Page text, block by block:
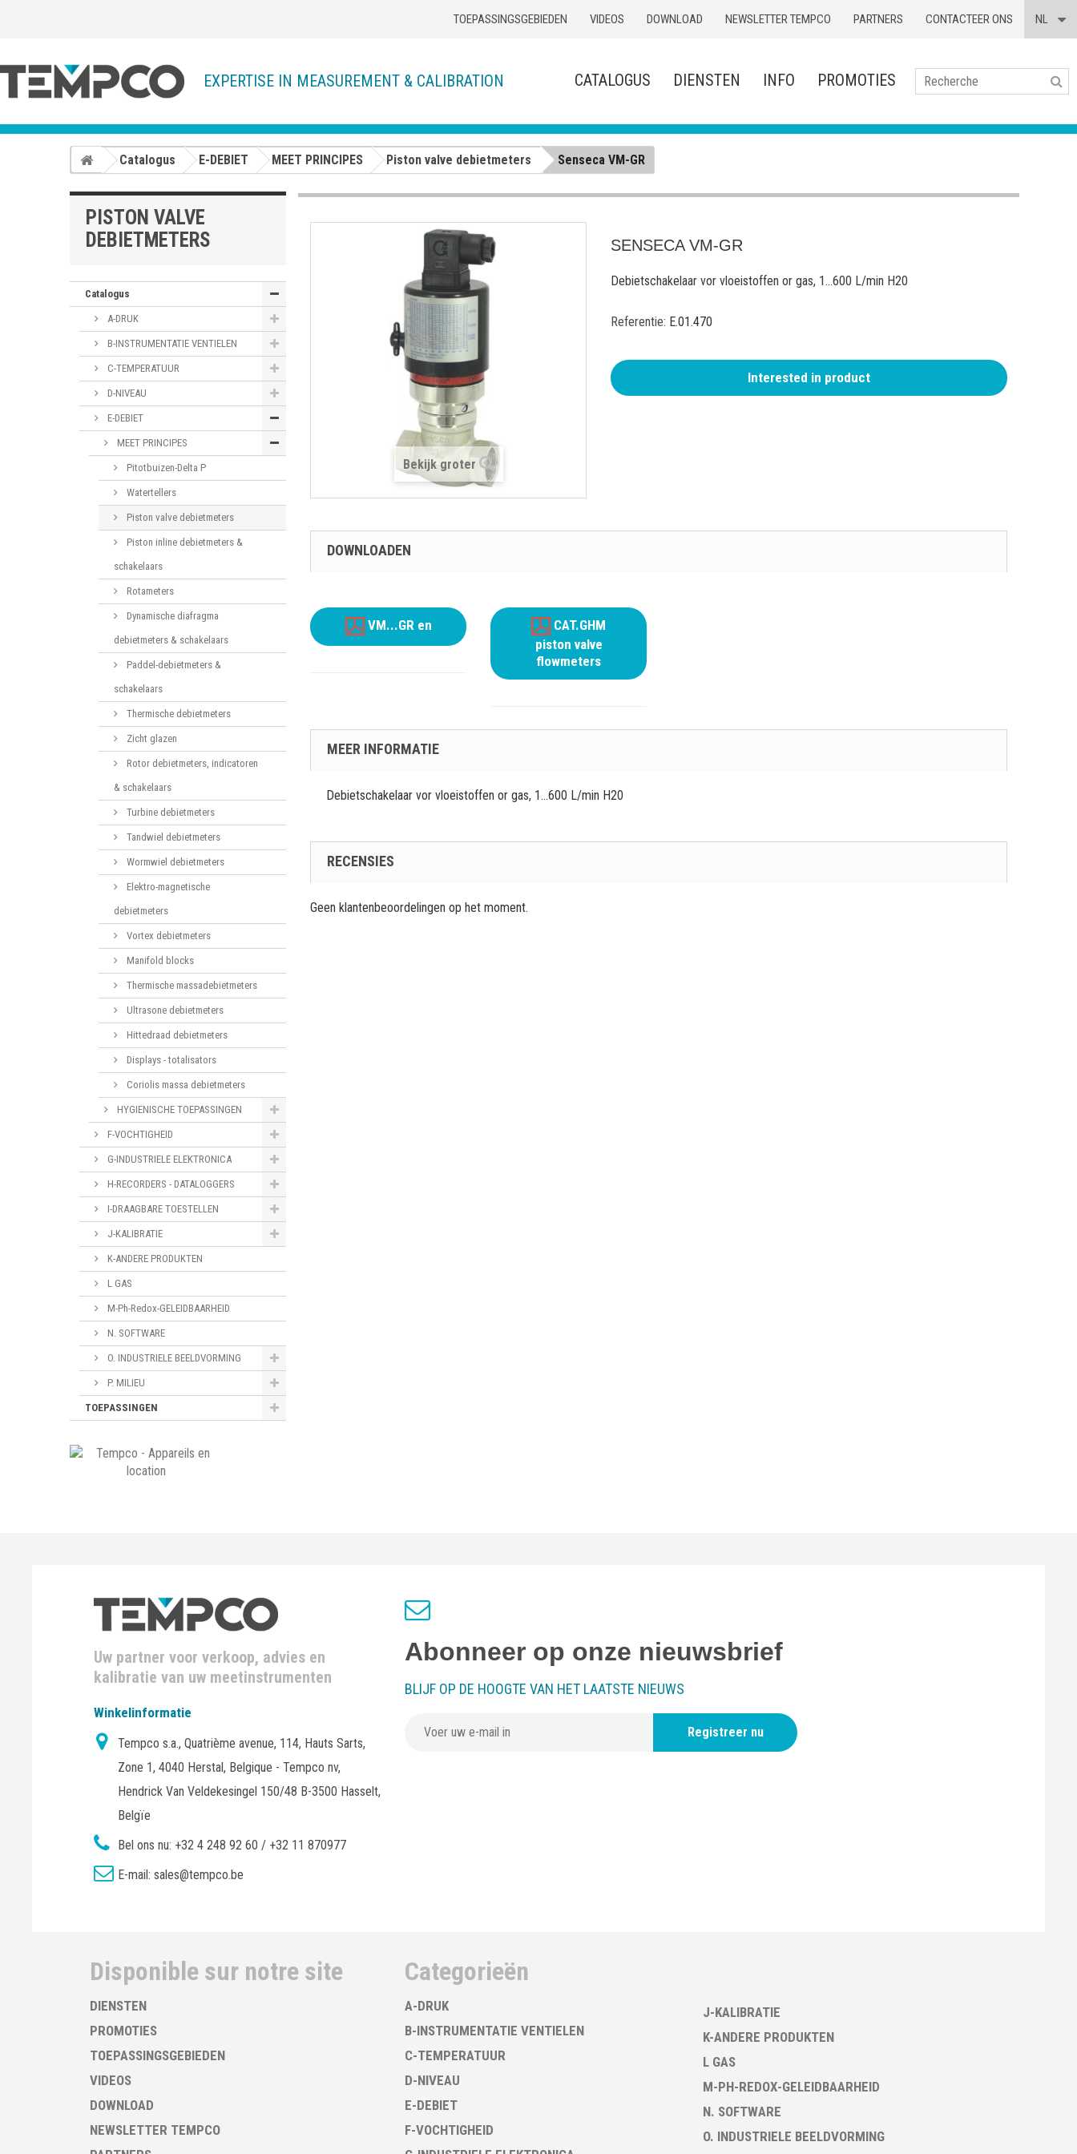
TOEPASSINGSGEBIEDEN VIDEOS DOWNLOAD NEWSLETTER TEMPCO PARTNERS NL
CONTACTEER ONS
EXPERTISE IN MEASUREMENT & CALIBRATION CATALOGUS DIENSTEN INFO PROMOTIES
Catalogus E-DEBIET MEET PRINCIPES Piston valve debietmeters Senseca VM-GR
PISTON VALVE
DEBIETMETERS
Catalogus
A-DRUK
B-INSTRUMENTATIE VENTIELEN
C-TEMPERATUUR
D-NIVEAU
E-DEBIET
MEET PRINCIPES
Pitotbuizen-Delta P
Watertellers
Piston valve debietmeters
Piston inline debietmeters &
schakelaars
Rotameters
Dynamische diafragma
debietmeters & schakelaars
Paddel-debietmeters &
schakelaars
Thermische debietmeters
Zicht glazen
Rotor debietmeters, indicatoren
& schakelaars
Turbine debietmeters
Tandwiel debietmeters
Wormwiel debietmeters
Elektro-magnetische
debietmeters
Vortex debietmeters
Manifold blocks
Thermische massadebietmeters
Ultrasone debietmeters
Hittedraad debietmeters
Displays - totalisators
Coriolis massa debietmeters
HYGIENISCHE TOEPASSINGEN
F-VOCHTIGHEID
G-INDUSTRIELE ELEKTRONICA
H-RECORDERS - DATALOGGERS
I-DRAAGBARE TOESTELLEN
J-KALIBRATIE
K-ANDERE PRODUKTEN
L GAS
M-Ph-Redox-GELEIDBAARHEID
N. SOFTWARE
O. INDUSTRIELE BEELDVORMING
P. MILIEU
TOEPASSINGEN
Bekijk groter
SENSECA VM-GR
Debietschakelaar vor vloeistoffen or gas, 1...600 L/min H20
Referentie: E.01.470
Interested in product
DOWNLOADEN
VM...GR en
CAT.GHM
piston valve
flowmeters
MEER INFORMATIE
Debietschakelaar vor vloeistoffen or gas, 1...600 L/min H20
RECENSIES
Geen klantenbeoordelingen op het moment.
Abonneer op onze nieuwsbrief
BLIJF OP DE HOOGTE VAN HET LAATSTE NIEUWS
Registreer nu
Categorieën
A-DRUK
B-INSTRUMENTATIE VENTIELEN
C-TEMPERATUUR
D-NIVEAU
E-DEBIET
F-VOCHTIGHEID
J-KALIBRATIE
K-ANDERE PRODUKTEN
L GAS
M-PH-REDOX-GELEIDBAARHEID
N. SOFTWARE
O. INDUSTRIELE BEELDVORMING
Uw partner voor verkoop, advies en
kalibratie van uw meetinstrumenten
Winkelinformatie
Tempco s.a., Quatrième avenue, 114, Hauts Sarts,
Zone 1, 4040 Herstal, Belgique - Tempco nv,
Hendrick Van Veldekesingel 150/48 B-3500 Hasselt,
Belgïe
Bel ons nu: +32 4 248 92 60 / +32 11 870977
E-mail: sales@tempco.be
Disponible sur notre site
DIENSTEN
PROMOTIES
TOEPASSINGSGEBIEDEN
VIDEOS
DOWNLOAD
NEWSLETTER TEMPCO